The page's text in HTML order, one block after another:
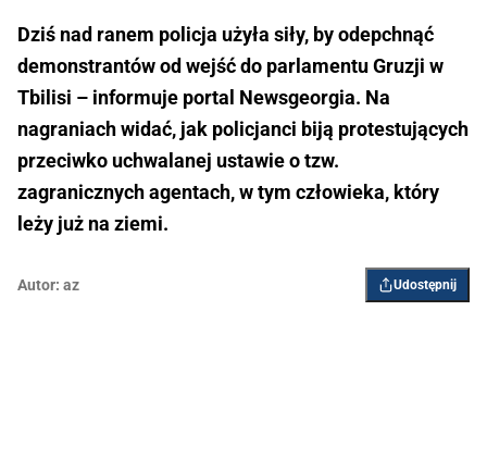
Dziś nad ranem policja użyła siły, by odepchnąć
demonstrantów od wejść do parlamentu Gruzji w
Tbilisi – informuje portal Newsgeorgia. Na
nagraniach widać, jak policjanci biją protestujących
przeciwko uchwalanej ustawie o tzw.
zagranicznych agentach, w tym człowieka, który
leży już na ziemi.
Autor: az Udostępnij